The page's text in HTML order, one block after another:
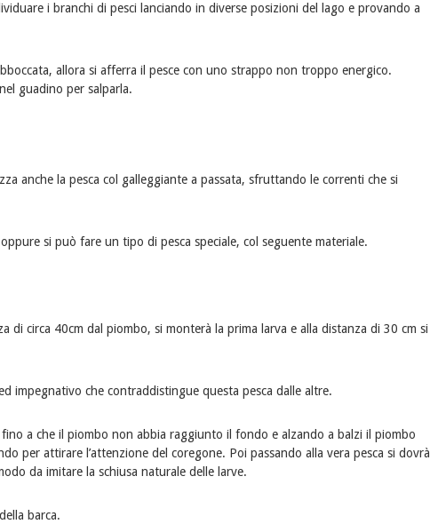
i branchi di pesci lanciando in diverse posizioni del lago e provando a
allora si afferra il pesce con uno strappo non troppo energico.
guadino per salparla.
anche la pesca col galleggiante a passata, sfruttando le correnti che si
si può fare un tipo di pesca speciale, col seguente materiale.
di circa 40cm dal piombo, si monterà la prima larva e alla distanza di 30 cm si
impegnativo che contraddistingue questa pesca dalle altre.
a che il piombo non abbia raggiunto il fondo e alzando a balzi il piombo
per attirare l’attenzione del coregone. Poi passando alla vera pesca si dovrà
da imitare la schiusa naturale delle larve.
barca.